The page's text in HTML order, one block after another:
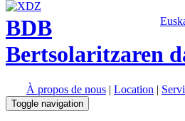
BDB
Bertsolaritzaren
À propos de nous | Location |
Toggle navigation